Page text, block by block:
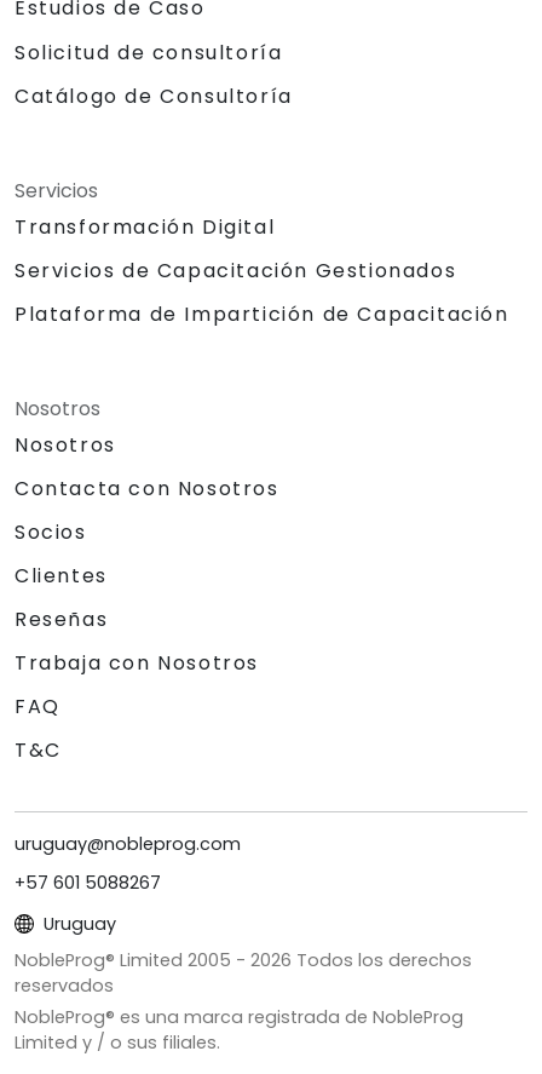
Estudios de Caso
Solicitud de consultoría
Catálogo de Consultoría
Servicios
Transformación Digital
Servicios de Capacitación Gestionados
Plataforma de Impartición de Capacitación
Nosotros
Nosotros
Contacta con Nosotros
Socios
Clientes
Reseñas
Trabaja con Nosotros
FAQ
T&C
uruguay@nobleprog.com
+57 601 5088267
Uruguay
NobleProg® Limited 2005 - 2026 Todos los derechos
reservados
NobleProg® es una marca registrada de NobleProg
Limited y / o sus filiales.